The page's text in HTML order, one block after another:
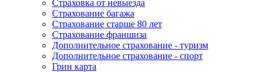
Страховка от невыезда
Страхование багажа
Страхование старше 80 лет
Страхование франшиза
Дополнительное страхование - туризм
Дополнительное страхование - спорт
Грин карта